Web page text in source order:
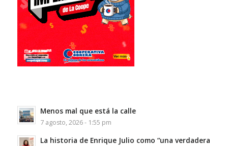
Menos mal que está la calle
7 agosto, 2026 - 1:55 pm
La historia de Enrique Julio como “una verdadera